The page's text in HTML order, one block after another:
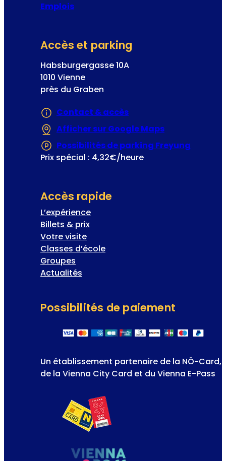
Emplois
Accès et parking
Habsburgergasse 10A
1010 Vienne
près du Graben
Contact & accès
Afficher sur Google Maps
Possibilités de parking Freyung
Prix spécial : 4,32€/heure
Accès rapide
L’expérience
Billets & prix
Votre visite
Classes d’école
Groupes
Actualités
Possibilités de paiement
Un établissement partenaire de la NÖ-Card,
de la Vienna City Card et du Vienna E-Pass